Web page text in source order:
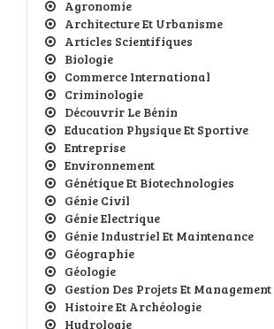
Agronomie
Architecture Et Urbanisme
Articles Scientifiques
Biologie
Commerce International
Criminologie
Découvrir Le Bénin
Education Physique Et Sportive
Entreprise
Environnement
Génétique Et Biotechnologies
Génie Civil
Génie Electrique
Génie Industriel Et Maintenance
Géographie
Géologie
Gestion Des Projets Et Management
Histoire Et Archéologie
Hydrologie